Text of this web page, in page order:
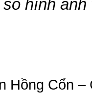
hình
Hồng Cổn –